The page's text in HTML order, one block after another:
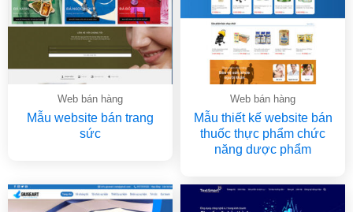
Web bán hàng
Mẫu website bán trang
sức
Web bán hàng
Mẫu thiết kế website bán
thuốc thực phẩm chức
năng dược phẩm